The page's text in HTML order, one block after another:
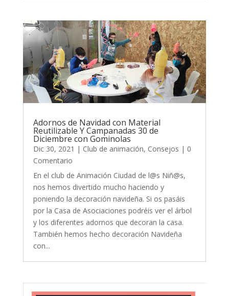
Adornos de Navidad con Material
Reutilizable Y Campanadas 30 de
Diciembre con Gominolas
Dic 30, 2021 | Club de animación, Consejos | 0
Comentario
En el club de Animación Ciudad de l@s Niñ@s,
nos hemos divertido mucho haciendo y
poniendo la decoración navideña. Si os pasáis
por la Casa de Asociaciones podréis ver el árbol
y los diferentes adornos que decoran la casa.
También hemos hecho decoración Navideña
con...